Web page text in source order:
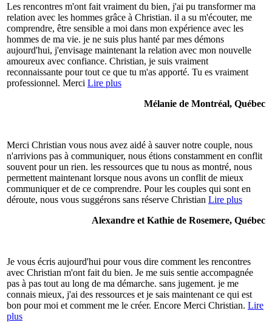
Les rencontres m'ont fait vraiment du bien, j'ai pu transformer ma
relation avec les hommes grâce à Christian. il a su m'écouter, me
comprendre, être sensible a moi dans mon expérience avec les
hommes de ma vie. je ne suis plus hanté par mes démons
aujourd'hui, j'envisage maintenant la relation avec mon nouvelle
amoureux avec confiance. Christian, je suis vraiment
reconnaissante pour tout ce que tu m'as apporté. Tu es vraiment
professionnel. Merci Lire plus
Mélanie de Montréal, Québec
Merci Christian vous nous avez aidé à sauver notre couple, nous
n'arrivions pas à communiquer, nous étions constamment en conflit
souvent pour un rien. les ressources que tu nous as montré, nous
permettent maintenant lorsque nous avons un conflit de mieux
communiquer et de ce comprendre. Pour les couples qui sont en
déroute, nous vous suggérons sans réserve Christian Lire plus
Alexandre et Kathie de Rosemere, Québec
Je vous écris aujourd'hui pour vous dire comment les rencontres
avec Christian m'ont fait du bien. Je me suis sentie accompagnée
pas à pas tout au long de ma démarche. sans jugement. je me
connais mieux, j'ai des ressources et je sais maintenant ce qui est
bon pour moi et comment me le créer. Encore Merci Christian. Lire
plus